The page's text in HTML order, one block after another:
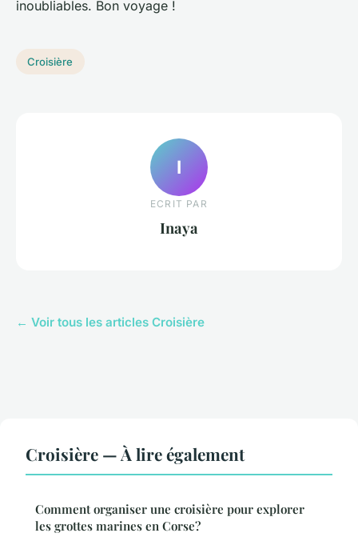
inoubliables. Bon voyage !
Croisière
I
ECRIT PAR
Inaya
← Voir tous les articles Croisière
Croisière — À lire également
Comment organiser une croisière pour explorer
les grottes marines en Corse?